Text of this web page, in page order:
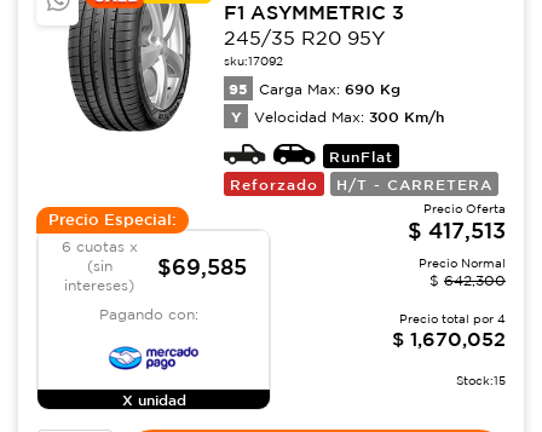
F1 ASYMMETRIC 3
245/35 R20 95Y
sku:17092
95 Carga Max: 690 Kg
Y Velocidad Max: 300 Km/h
RunFlat
Reforzado
H/T - CARRETERA
Precio Especial:
6 cuotas x
(sin
intereses)
$69,585
Pagando con:
X unidad
Precio Oferta
$ 417,513
Precio Normal
$ 642,300
Precio total por 4
$ 1,670,052
Stock:15